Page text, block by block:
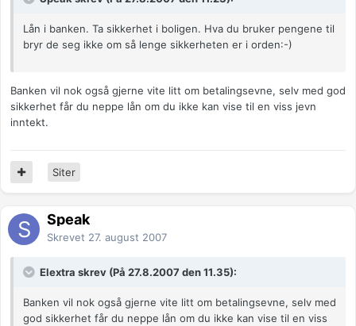
Lån i banken. Ta sikkerhet i boligen. Hva du bruker pengene til
bryr de seg ikke om så lenge sikkerheten er i orden:-)
Banken vil nok også gjerne vite litt om betalingsevne, selv med god
sikkerhet får du neppe lån om du ikke kan vise til en viss jevn
inntekt.
Siter
Speak
Skrevet 27. august 2007
Elextra skrev (På 27.8.2007 den 11.35):
Banken vil nok også gjerne vite litt om betalingsevne, selv med
god sikkerhet får du neppe lån om du ikke kan vise til en viss